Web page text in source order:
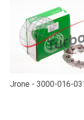
Jrone 3000-016-